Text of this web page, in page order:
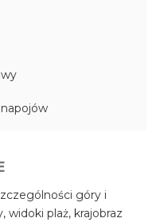
góry i
widoki plaż, krajobraz